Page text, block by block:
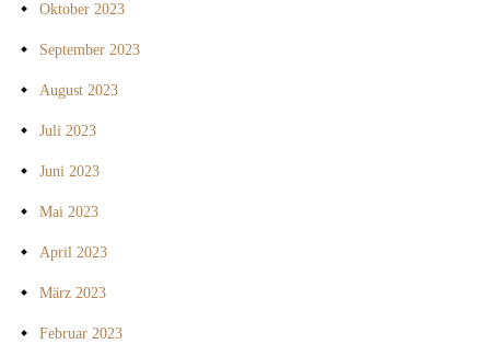
Oktober 2023
September 2023
August 2023
Juli 2023
Juni 2023
Mai 2023
April 2023
März 2023
Februar 2023